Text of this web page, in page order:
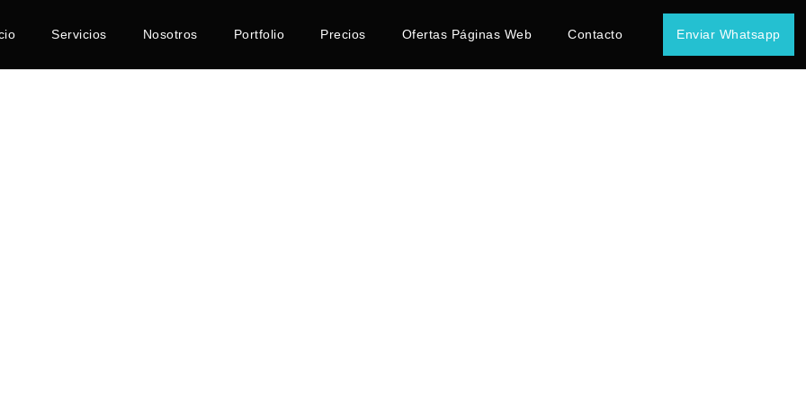
Servicios Nosotros Portfolio Precios Ofertas Páginas Web Contacto Enviar Whatsapp